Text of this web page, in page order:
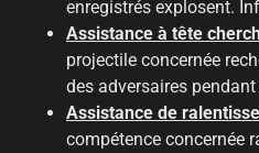
enregistrés explosent.
Assistance à tête
projectile concernée
des adversaires
Assistance de
compétence concernée